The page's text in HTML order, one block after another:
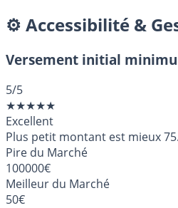
⚙️ Accessibilité &
Versement initial
5/5
★★★★★
Excellent
Plus petit montant est mieux
Pire du Marché
100000€
Meilleur du Marché
50€